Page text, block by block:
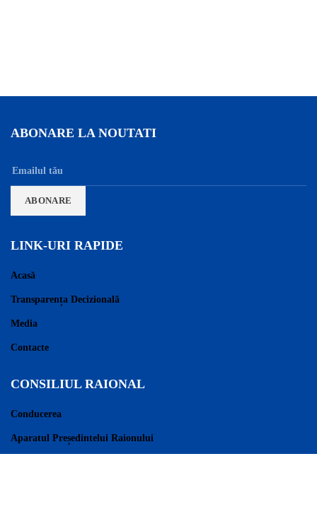
ABONARE LA NOUTATI
LINK-URI RAPIDE
Acasă
Transparența Decizională
Media
Contacte
CONSILIUL RAIONAL
Conducerea
Aparatul Președintelui Raionului